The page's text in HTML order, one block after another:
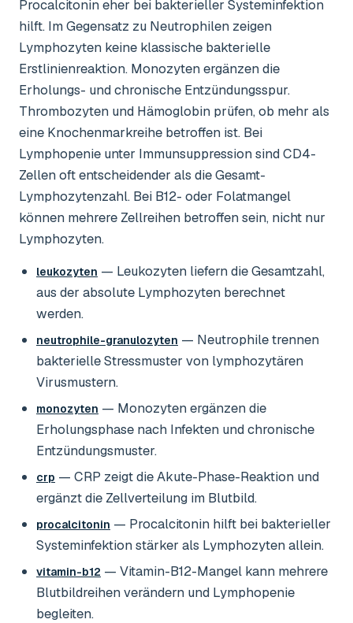
Procalcitonin eher bei bakterieller Systeminfektion
hilft. Im Gegensatz zu Neutrophilen zeigen
Lymphozyten keine klassische bakterielle
Erstlinienreaktion. Monozyten ergänzen die
Erholungs- und chronische Entzündungsspur.
Thrombozyten und Hämoglobin prüfen, ob mehr als
eine Knochenmarkreihe betroffen ist. Bei
Lymphopenie unter Immunsuppression sind CD4-
Zellen oft entscheidender als die Gesamt-
Lymphozytenzahl. Bei B12- oder Folatmangel
können mehrere Zellreihen betroffen sein, nicht nur
Lymphozyten.
leukozyten — Leukozyten liefern die Gesamtzahl,
aus der absolute Lymphozyten berechnet
werden.
neutrophile-granulozyten — Neutrophile trennen
bakterielle Stressmuster von lymphozytären
Virusmustern.
monozyten — Monozyten ergänzen die
Erholungsphase nach Infekten und chronische
Entzündungsmuster.
crp — CRP zeigt die Akute-Phase-Reaktion und
ergänzt die Zellverteilung im Blutbild.
procalcitonin — Procalcitonin hilft bei bakterieller
Systeminfektion stärker als Lymphozyten allein.
vitamin-b12 — Vitamin-B12-Mangel kann mehrere
Blutbildreihen verändern und Lymphopenie
begleiten.